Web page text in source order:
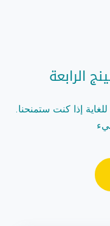
الرابعة
.نشكرك على وقتك ، وسنكون ممتنين للغاية إذا كنت ستمنحنا